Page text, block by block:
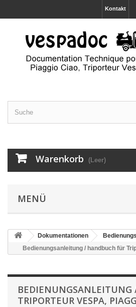
Kontakt
Warenkorb (Leer)
MENÜ
Dokumentationen
Bedienungsanleitung / handbuch für
TRIPORTEUR VESPA,